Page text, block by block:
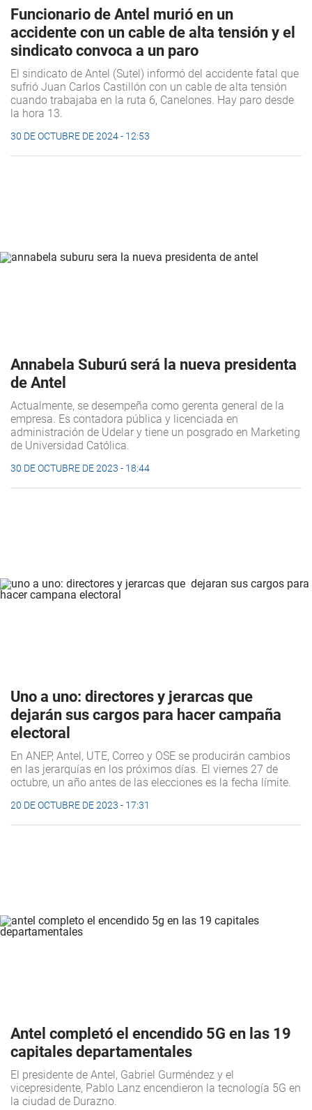
Funcionario de Antel murió en un
accidente con un cable de alta tensión y el
sindicato convoca a un paro
El sindicato de Antel (Sutel) informó del accidente fatal que
sufrió Juan Carlos Castillón con un cable de alta tensión
cuando trabajaba en la ruta 6, Canelones. Hay paro desde
la hora 13.
30 DE OCTUBRE DE 2024 - 12:53
Annabela Suburú será la nueva presidenta
de Antel
Actualmente, se desempeña como gerenta general de la
empresa. Es contadora pública y licenciada en
administración de Udelar y tiene un posgrado en Marketing
de Universidad Católica.
30 DE OCTUBRE DE 2023 - 18:44
Uno a uno: directores y jerarcas que
dejarán sus cargos para hacer campaña
electoral
En ANEP, Antel, UTE, Correo y OSE se producirán cambios
en las jerarquías en los próximos días. El viernes 27 de
octubre, un año antes de las elecciones es la fecha límite.
20 DE OCTUBRE DE 2023 - 17:31
Antel completó el encendido 5G en las 19
capitales departamentales
El presidente de Antel, Gabriel Gurméndez y el
vicepresidente, Pablo Lanz encendieron la tecnología 5G en
la ciudad de Durazno.